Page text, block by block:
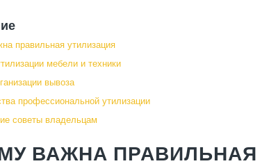
правильная утилизация
мебели и техники
вывоза
профессиональной утилизации
советы владельцам
ВАЖНА